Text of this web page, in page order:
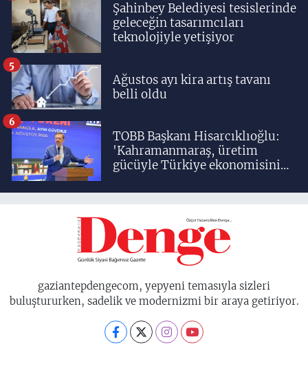
Şahinbey Belediyesi tesislerinde
geleceğin tasarımcıları
teknolojiyle yetişiyor
Ağustos ayı kira artış tavanı
belli oldu
5
TOBB Başkanı Hisarcıklıoğlu:
'Kahramanmaraş, üretim
gücüyle Türkiye ekonomisinin
birisidir'
6
gaziantepdengecom, yepyeni temasıyla sizleri
buluştururken, sadelik ve modernizmi bir araya getiriyor.